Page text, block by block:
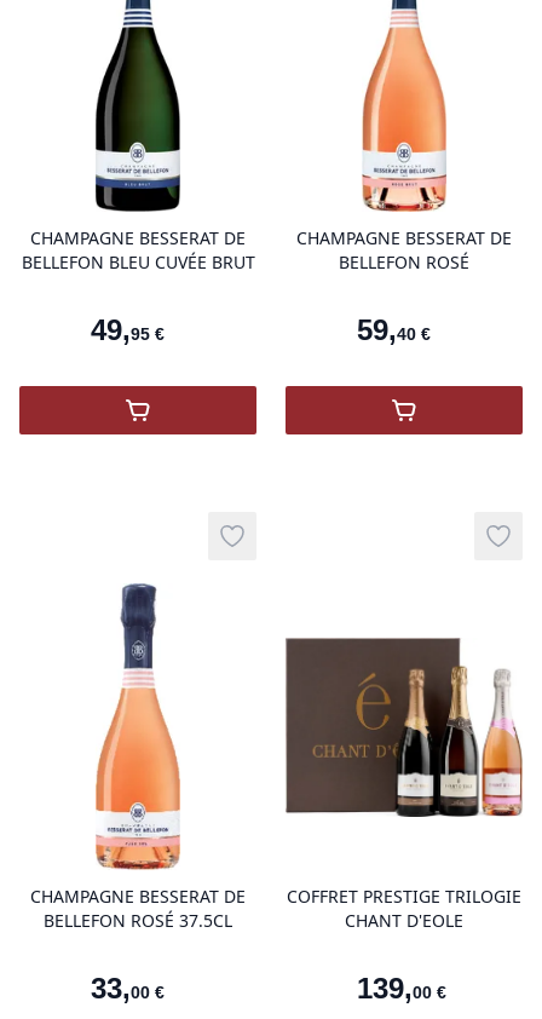
CHAMPAGNE BESSERAT DE
BELLEFON BLEU CUVÉE BRUT
49,95 €
product variant items in cart, view
,Champagne Besserat de Bellefon Bleu
CHAMPAGNE BESSERAT DE
BELLEFON ROSÉ
59,40 €
,Champagne
CHAMPAGNE BESSERAT DE
BELLEFON ROSÉ 37.5CL
33,00 €
Add to wishlist
product variant items in cart, view
COFFRET PRESTIGE TRILOGIE
CHANT D'EOLE
139,00 €
Add